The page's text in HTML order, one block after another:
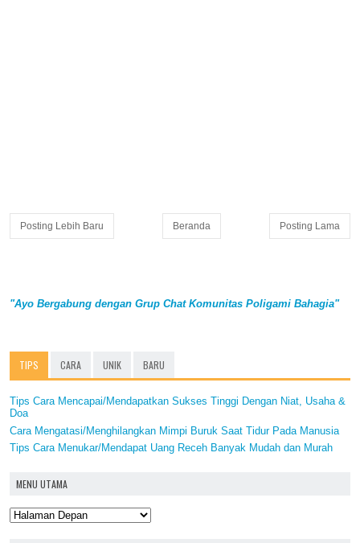
Posting Lebih Baru Posting Lama
Beranda
"Ayo Bergabung dengan Grup Chat Komunitas Poligami Bahagia"
TIPS CARA UNIK BARU
Tips Cara Mencapai/Mendapatkan Sukses Tinggi Dengan Niat, Usaha &
Doa
Cara Mengatasi/Menghilangkan Mimpi Buruk Saat Tidur Pada Manusia
Tips Cara Menukar/Mendapat Uang Receh Banyak Mudah dan Murah
MENU UTAMA